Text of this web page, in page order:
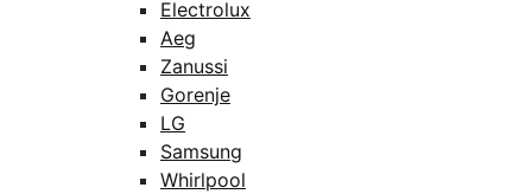
Electrolux
Aeg
Zanussi
Gorenje
LG
Samsung
Whirlpool